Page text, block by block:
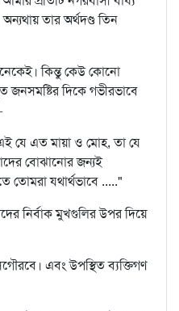
তার অর্থদণ্ড তিন
কিন্তু কেউ কোনো
জনসমষ্টির দিকে গভীরভাবে
যে এত মায়া ও মোহ, তা যে
বোঝানোর জন্যই
তোমরা যথার্থভাবে ....."
নির্বাক মুখগুলির উপর দিয়ে
এবং উপস্থিত ব্যক্তিগণ